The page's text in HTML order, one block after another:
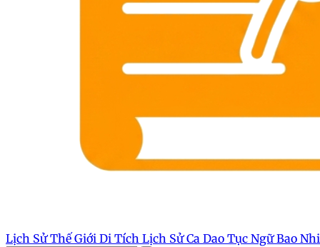
Lịch Sử Thế Giới Di Tích Lịch SửCa Dao Tục NgữBao